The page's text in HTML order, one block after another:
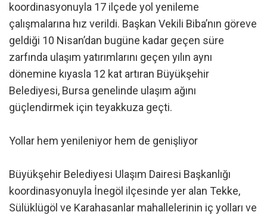
koordinasyonuyla 17 ilçede yol yenileme
çalışmalarına hız verildi. Başkan Vekili Biba’nın göreve
geldiği 10 Nisan’dan bugüne kadar geçen süre
zarfında ulaşım yatırımlarını geçen yılın aynı
dönemine kıyasla 12 kat artıran Büyükşehir
Belediyesi, Bursa genelinde ulaşım ağını
güçlendirmek için teyakkuza geçti.
Yollar hem yenileniyor hem de genişliyor
Büyükşehir Belediyesi Ulaşım Dairesi Başkanlığı
koordinasyonuyla İnegöl ilçesinde yer alan Tekke,
Sülüklügöl ve Karahasanlar mahallelerinin iç yolları ve